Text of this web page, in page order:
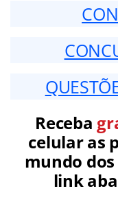
Receba
celular as
mundo
link